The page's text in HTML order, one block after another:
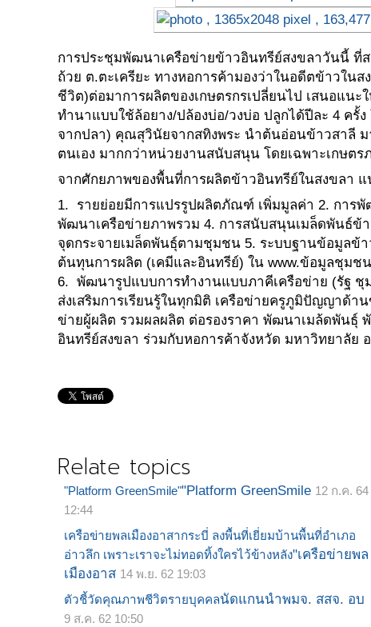
การประชุมพัฒนาเครือข่ายข้าวอินทรีย์สงขลาวันนี้ ที่
ถ้วย ต.ตะเครียะ ทางหอการค้ามองว่าในอดีตข้าวใน
ชีวิต)ต่อมาการผลิตของเกษตรกรเปลี่ยนไป เสนอแน
ทำนาแบบใช้ล้อยาง/ปล้องบ่อ/วงบ่อ ปลูกได้ปีละ 4 ค
จากปลา) คุณสุวินัยจากสทิงพระ นำต้นอ่อนข้าวสาลี ม
ตนเอง มากกว่าหน่วยงานสนับสนุน โดยเฉพาะเกษต
จากศักยภาพของพื้นที่การผลิตข้าวอินทรีย์ในสงขลา
1. รายย่อยมีการแปรรูปผลิตภัณฑ์ เพิ่มมูลค่า 2. การ
พัฒนาเครือข่ายภาพรวม 4. การสนับสนุนเมล็ดพันธ์ข้
จุดกระจายเมล็ดพันธุ์ตามชุมชน 5. ระบบฐานข้อมูลข้
ต้นทุนการผลิต (เคมีและอินทรีย์) ใน www.ข้อมูลชุม
6. พัฒนารูปแบบการทำงานแบบภาคีเครือข่าย (รัฐ ชุ
ส่งเสริมการเรียนรู้ในทุกมิติ เครือข่ายครูภูมิปัญญาด้า
ข่ายผู้ผลิต รวมผลผลิต ต่อรองราคา พัฒนาเมล้ดพันธุ์
อินทรีย์สงขลา ร่วมกับหอการค้าจังหวัด มหาวิทยาลัย
Relate topics
"Platform GreenSmile""Platform GreenSmile 12 ก.ค. 64
12:44
เครือข่ายพลเมืองอาสากระบี่ ลงพื้นที่เยี่ยมบ้านพื้นที่อำเภอ
อ่าวลึก เพราะเราจะไม่ทอดทิ้งใครไว้ข้างหลัง"เครือข่ายพล
เมืองอาส 14 พ.ย. 62 19:03
ตัวชี้วัดคุณภาพชีวิตรายบุคคลนัดแกนนำพมจ. สสจ. อบ
9 ส.ค. 62 10:50